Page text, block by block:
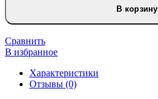
Tarkett
Deep
House
В корзину
Сравнить
В избранное
Характеристики
Отзывы (0)